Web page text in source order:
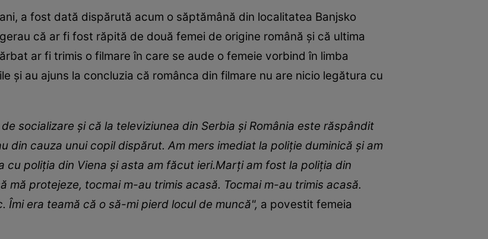
a fost dată dispărută acum o săptămână din localitatea Banjsko
că ar fi fost răpită de două femei de origine română și că ultima
ar fi trimis o filmare în care se aude o femeie vorbind în limba
și au ajuns la concluzia că românca din filmare nu are nicio legătura cu
socializare și că la televiziunea din Serbia și România este răspândit
din cauza unui copil dispărut. Am mers imediat la poliție duminică și am
poliția din Viena și asta am făcut ieri.Marți am fost la poliția din
mă protejeze, tocmai m-au trimis acasă. Tocmai m-au trimis acasă.
era teamă că o să-mi pierd locul de muncă", a povestit femeia